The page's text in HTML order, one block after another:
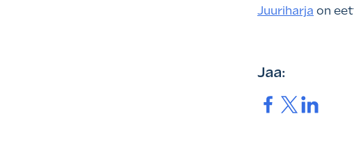
Juuriharja on
Jaa:
Jaa. Jaa.Jaa.